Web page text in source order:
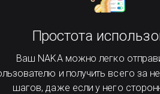
Простота
Ваш NAKA можно легко
и получить всего за
шагов, даже если у него